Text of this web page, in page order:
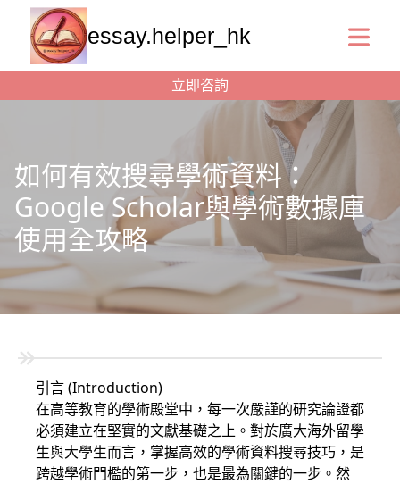
essay.helper_hk
立即咨詢
如何有效搜尋學術資料：
Google Scholar與學術數據庫
使用全攻略
引言 (Introduction)
在高等教育的學術殿堂中，每一次嚴謹的研究論證都
必須建立在堅實的文獻基礎之上。對於廣大海外留學
生與大學生而言，掌握高效的學術資料搜尋技巧，是
跨越學術門檻的第一步，也是最為關鍵的一步。然